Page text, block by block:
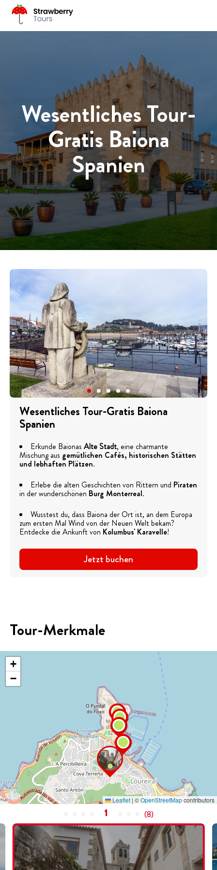
Wesentliches Tour-
Gratis Baiona
Spanien
Wesentliches Tour-Gratis Baiona
Spanien
Erkunde Baionas Alte Stadt, eine charmante
Mischung aus gemütlichen Cafés, historischen Stätten
und lebhaften Plätzen.
Erlebe die alten Geschichten von Rittern und Piraten
in der wunderschönen Burg Monterreal.
Wusstest du, dass Baiona der Ort ist, an dem Europa
zum ersten Mal Wind von der Neuen Welt bekam?
Entdecke die Ankunft von Kolumbus' Karavelle!
Jetzt buchen
Tour-Merkmale
+
−
Leaflet | ©OpenStreetMapcontributors
1 (8)